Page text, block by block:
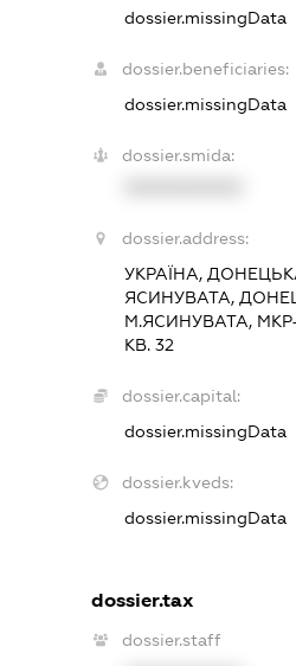
dossier.missingData
dossier.beneficiaries:
dossier.missingData
dossier.smida:
dossier.address:
УКРАЇНА,
ЯСИНУВАТА,
М.ЯСИНУВАТА, МКР-
КВ. 32
dossier.capital:
dossier.missingData
dossier.kveds:
dossier.missingData
dossier.tax
dossier.staff